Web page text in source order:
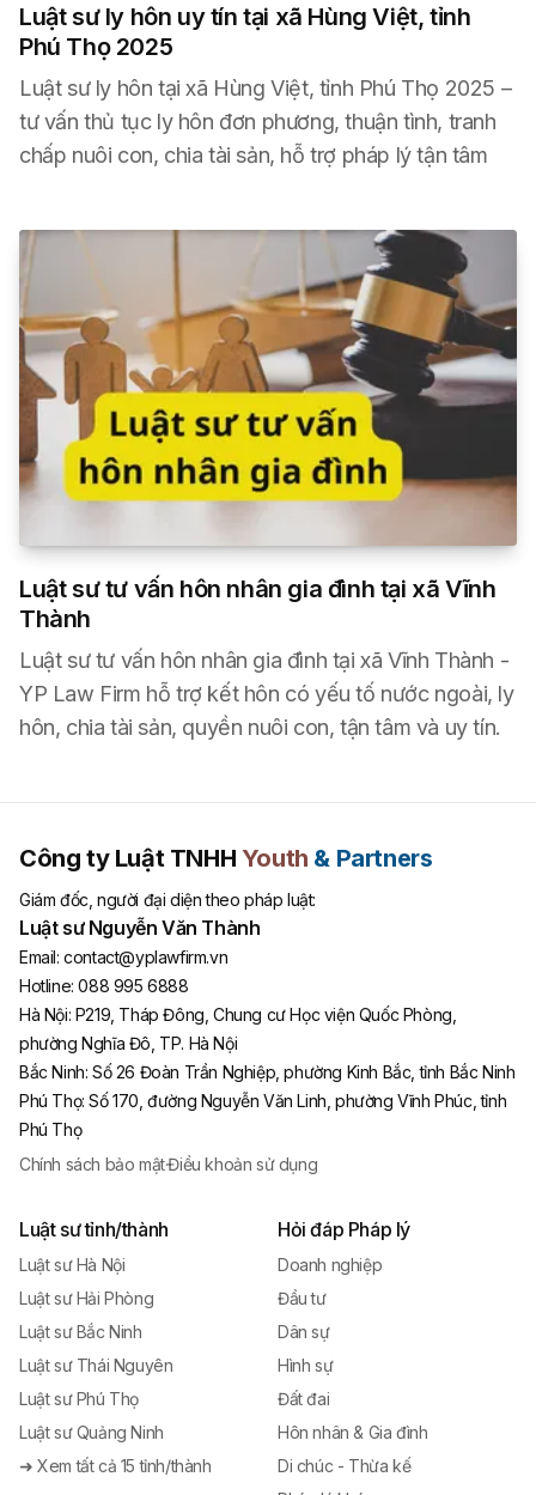
Luật sư ly hôn uy tín tại xã Hùng Việt, tỉnh
Phú Thọ 2025
Luật sư ly hôn tại xã Hùng Việt, tỉnh Phú Thọ 2025 –
tư vấn thủ tục ly hôn đơn phương, thuận tình, tranh
chấp nuôi con, chia tài sản, hỗ trợ pháp lý tận tâm
Luật sư tư vấn hôn nhân gia đình tại xã Vĩnh
Thành
Luật sư tư vấn hôn nhân gia đình tại xã Vĩnh Thành -
YP Law Firm hỗ trợ kết hôn có yếu tố nước ngoài, ly
hôn, chia tài sản, quyền nuôi con, tận tâm và uy tín.
Công ty Luật TNHH Youth & Partners
Giám đốc, người đại diện theo pháp luật:
Luật sư Nguyễn Văn Thành
Email: contact@yplawfirm.vn
Hotline: 088 995 6888
Hà Nội: P219, Tháp Đông, Chung cư Học viện Quốc Phòng,
phường Nghĩa Đô, TP. Hà Nội
Bắc Ninh:Số 26 Đoàn Trần Nghiệp, phường Kinh Bắc, tỉnh Bắc Ninh
Phú Thọ:Số 170, đường Nguyễn Văn Linh, phường Vĩnh Phúc, tỉnh
Phú Thọ
Chính sách bảo mật·Điều khoản sử dụng
Luật sư tỉnh/thành
Luật sư Hà Nội
Luật sư Hải Phòng
Luật sư Bắc Ninh
Luật sư Thái Nguyên
Luật sư Phú Thọ
Luật sư Quảng Ninh
➜ Xem tất cả 15 tỉnh/thành
Hỏi đáp Pháp lý
Doanh nghiệp
Đầu tư
Dân sự
Hình sự
Đất đai
Hôn nhân & Gia đình
Di chúc - Thừa kế